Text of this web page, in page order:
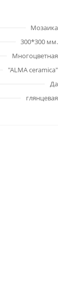
Мозаика
300*300 мм.
Многоцветная
"ALMA ceramica"
Да
глянцевая